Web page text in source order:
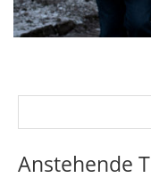
Anstehende